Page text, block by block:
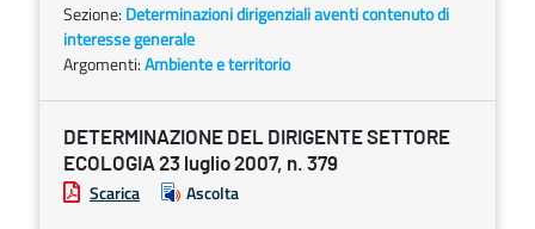
Sezione: Determinazioni dirigenziali aventi contenuto di
interesse generale
Argomenti:Ambiente e territorio
DETERMINAZIONE DEL DIRIGENTE SETTORE
ECOLOGIA 23 luglio 2007, n. 379
Scarica Ascolta